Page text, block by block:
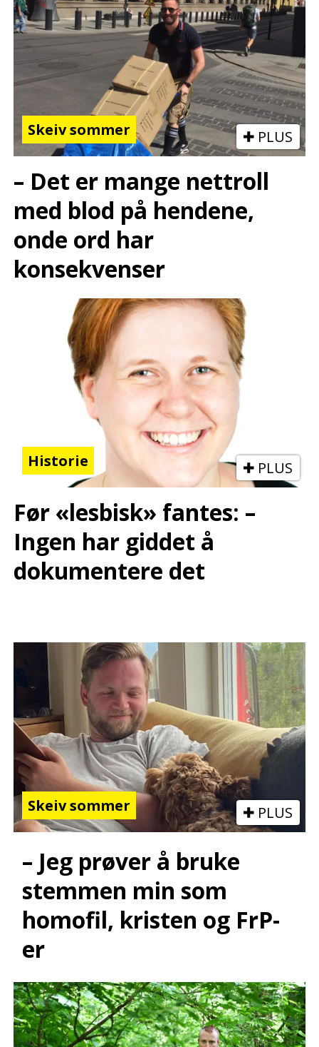
Skeiv sommer PLUS
– Det er mange nettroll
med blod på hendene,
onde ord har
konsekvenser
Historie PLUS
Før «lesbisk» fantes: –
Ingen har giddet å
dokumentere det
Skeiv sommer PLUS
– Jeg prøver å bruke
stemmen min som
homofil, kristen og FrP-
er